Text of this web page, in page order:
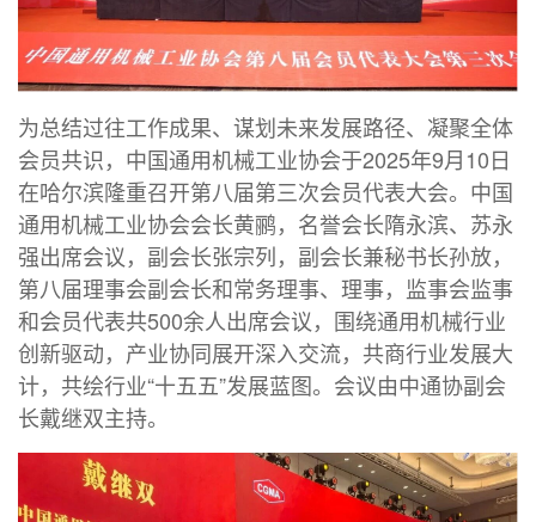
为总结过往工作成果、谋划未来发展路径、凝聚全体
会员共识，中国通用机械工业协会于2025年9月10日
在哈尔滨隆重召开第八届第三次会员代表大会。中国
通用机械工业协会会长黄鹂，名誉会长隋永滨、苏永
强出席会议，副会长张宗列，副会长兼秘书长孙放，
第八届理事会副会长和常务理事、理事，监事会监事
和会员代表共500余人出席会议，围绕通用机械行业
创新驱动，产业协同展开深入交流，共商行业发展大
计，共绘行业“十五五”发展蓝图。会议由中通协副会
长戴继双主持。